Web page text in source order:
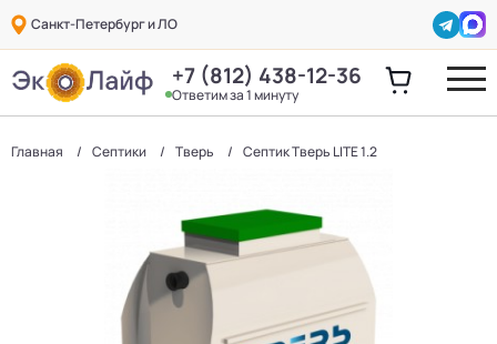
Санкт-Петербург и ЛО
+7 (812) 438-12-36
Ответим за 1 минуту
Главная Септики Тверь Септик Тверь LITE 1.2